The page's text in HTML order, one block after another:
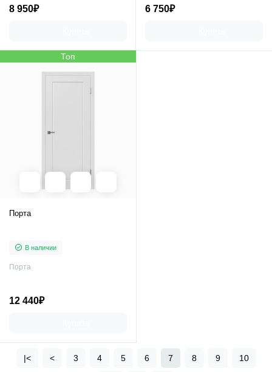
8 950₽ 6 750₽
Топ
Порта
В наличии
Порта
12 440₽
|< < 3 4 5 6 7 8 9 10